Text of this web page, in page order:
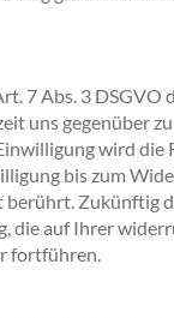
7 Abs. 3 DSGVO
uns gegenüber
wird die
bis zum
berührt. Zukünftig
die auf Ihrer
fortführen.